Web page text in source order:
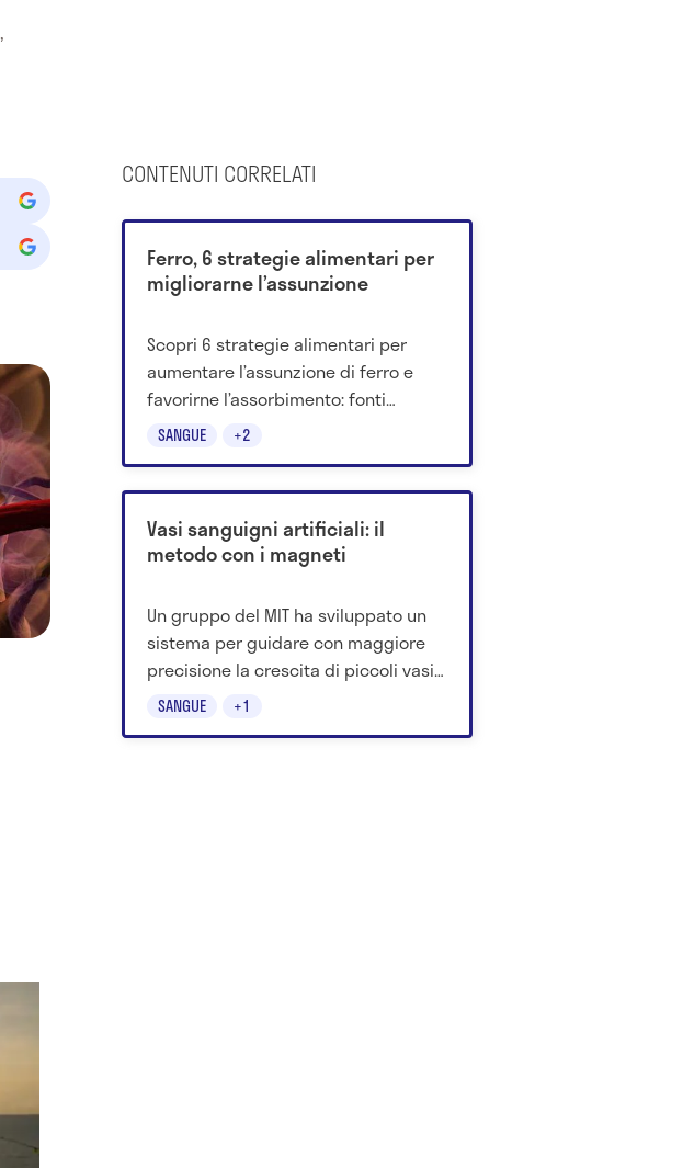
,
CONTENUTI CORRELATI
SANGUE +2
Ferro, 6 strategie alimentari per
migliorarne l’assunzione
Scopri 6 strategie alimentari per
aumentare l’assunzione di ferro e
favorirne l’assorbimento: fonti
alimentari, vitamina C, cottura,
SANGUE +1
Vasi sanguigni artificiali: il
metodo con i magneti
Un gruppo del MIT ha sviluppato un
sistema per guidare con maggiore
precisione la crescita di piccoli vasi
sanguigni in laboratorio. La tecnica